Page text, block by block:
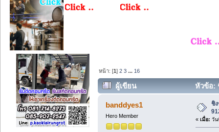
หน้า: [1]2 3 ... 16
ผู้เขียน
หัวข้อ:
ครั้ง)
banddyes1
Hero Member
ชิ
« เมื่อ: วัน